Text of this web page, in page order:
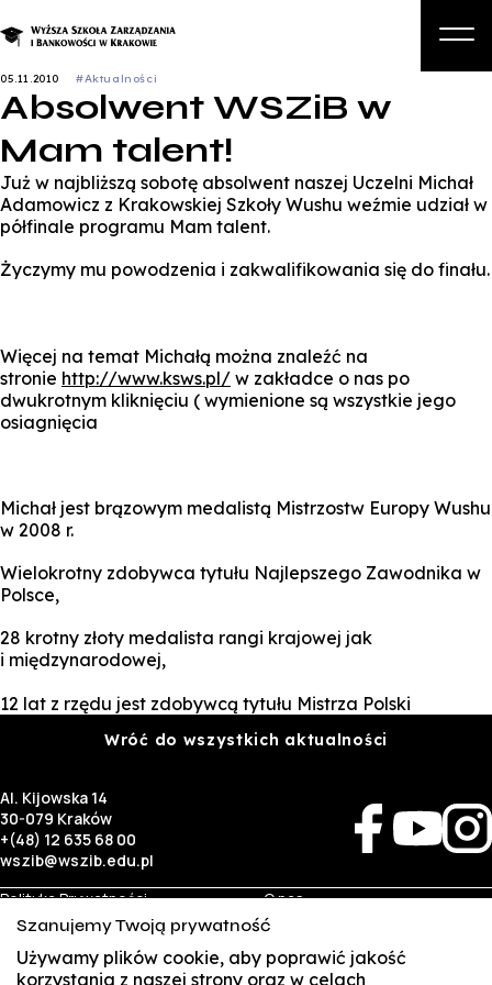
Studia podyplomowe i kursy
Zapisz się na studia
05.11.2010 #Aktualności
Absolwent WSZiB w
Mam talent!
Już w najbliższą sobotę absolwent naszej Uczelni Michał
Adamowicz z Krakowskiej Szkoły Wushu weźmie udział w
półfinale programu Mam talent.
Życzymy mu powodzenia i zakwalifikowania się do finału.
Więcej na temat Michałą można znaleźć na
stronie http://www.ksws.pl/ w zakładce o nas po
dwukrotnym kliknięciu ( wymienione są wszystkie jego
osiagnięcia
Michał jest brązowym medalistą Mistrzostw Europy Wushu
w 2008 r.
Wielokrotny zdobywca tytułu Najlepszego Zawodnika w
Polsce,
28 krotny złoty medalista rangi krajowej jak
i międzynarodowej,
12 lat z rzędu jest zdobywcą tytułu Mistrza Polski
Wróć do wszystkich aktualności
Al. Kijowska 14
30-079 Kraków
+(48) 12 635 68 00
wszib@wszib.edu.pl
Polityka Prywatności
RODO
Identyfikacja wizualna
O nas
Rekrutacja
Studia
Kontakt
Szanujemy Twoją prywatność
Używamy plików cookie, aby poprawić jakość
korzystania z naszej strony oraz w celach